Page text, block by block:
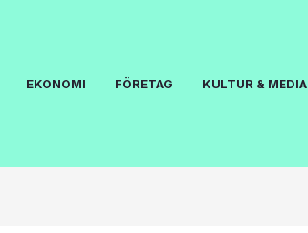
EKONOMI FÖRETAG KULTUR & MEDIA